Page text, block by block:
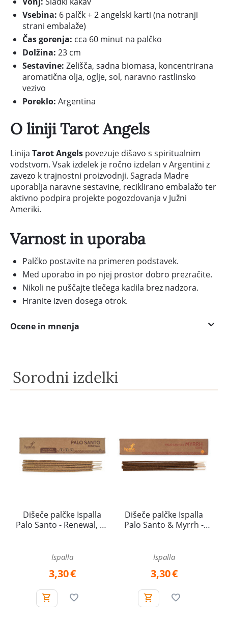
Vsebina: 6 palčk + 2 angelski karti (na notranji
strani embalaže)
Čas gorenja: cca 60 minut na palčko
Dolžina: 23 cm
Sestavine: Zelišča, sadna biomasa, koncentrirana
aromatična olja, oglje, sol, naravno rastlinsko
vezivo
Poreklo: Argentina
O liniji Tarot Angels
Linija Tarot Angels povezuje dišavo s spiritualnim
vodstvom. Vsak izdelek je ročno izdelan v Argentini z
zavezo k trajnostni proizvodnji. Sagrada Madre
uporablja naravne sestavine, reciklirano embalažo ter
aktivno podpira projekte pogozdovanja v Južni
Ameriki.
Varnost in uporaba
Palčko postavite na primeren podstavek.
Med uporabo in po njej prostor dobro prezračite.
Nikoli ne puščajte tlečega kadila brez nadzora.
Hranite izven dosega otrok.
Ocene in mnenja
Sorodni izdelki
Dišeče palčke Ispalla
Palo Santo - Renewal, 13
Ispalla
3,30€
Dišeče palčke Ispalla
Palo Santo & Myrrh -
Ispalla
3,30€